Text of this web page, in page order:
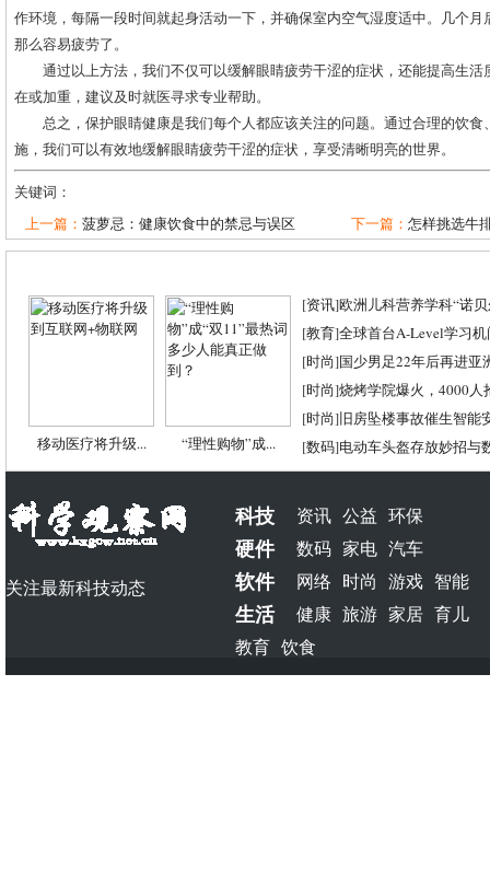
作环境，每隔一段时间就起身活动一下，并确保室内空气湿度适中。几个
那么容易疲劳了。
通过以上方法，我们不仅可以缓解眼睛疲劳干涩的症状，还能提高生
在或加重，建议及时就医寻求专业帮助。
总之，保护眼睛健康是我们每个人都应该关注的问题。通过合理的饮
施，我们可以有效地缓解眼睛疲劳干涩的症状，享受清晰明亮的世界。
关键词：
上一篇： 菠萝忌：健康饮食中的禁忌与误区 下一篇： 怎样挑选牛
移动医疗将升级... “理性购物”成...
[资讯]欧洲儿科营养学科“诺
[教育]全球首台A-Level学习
[时尚]国少男足22年后再进亚
[时尚]烧烤学院爆火，4000人
[时尚]旧房坠楼事故催生智能
[数码]电动车头盔存放妙招与
关注最新科技动态
科技 资讯 公益 环保
硬件 数码 家电 汽车
软件 网络 时尚 游戏 智能
生活 健康 旅游 家居 育儿
教育 饮食